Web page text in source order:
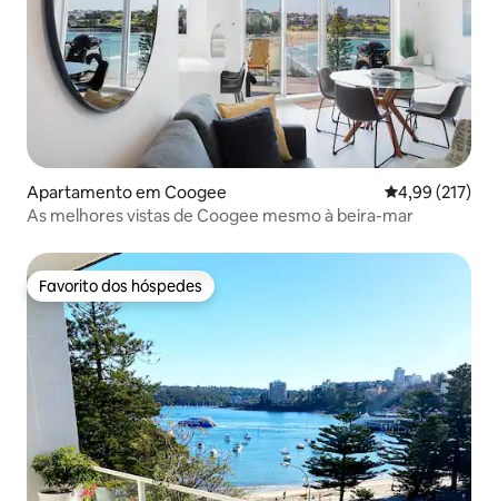
Apartamento em Coogee Classificação
4,99 (217)
As melhores vistas de Coogee mesmo à beira-mar
Favorito dos hóspedes
Favorito dos hóspedes